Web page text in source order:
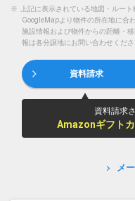
※
上記に表示されている地図・ルー
GoogleMapより物件の所在地に合
施設情報および物件からの距離・
報は各分譲地にお問い合わせくださ
資料請求
資料請求
Amazonギフト
メ